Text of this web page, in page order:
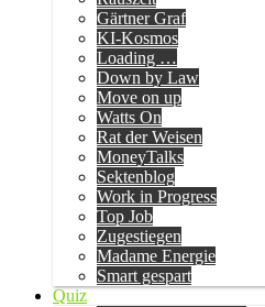
Gärtner Graf
KI-Kosmos
Loading …
Down by Law
Move on up
Watts On
Rat der Weisen
MoneyTalks
Sektenblog
Work in Progress
Top Job
Zugestiegen
Madame Energie
Smart gespart
Quiz